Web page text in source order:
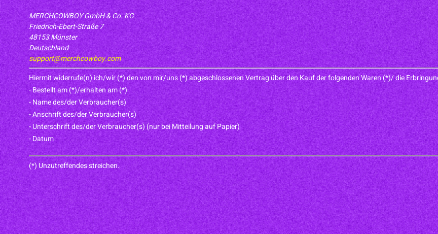
MERCHCOWBOY GmbH & Co. KG
Friedrich-Ebert-Straße 7
48153 Münster
Deutschland
support@merchcowboy.com
Hiermit widerrufe(n) ich/wir (*) den von mir/uns (*) abgeschlossenen Vertrag über den Kauf der folgenden Waren (*)/ die
- Bestellt am (*)/erhalten am (*)
- Name des/der Verbraucher(s)
- Anschrift des/der Verbraucher(s)
- Unterschrift des/der Verbraucher(s) (nur bei Mitteilung auf Papier)
- Datum
(*) Unzutreffendes streichen.